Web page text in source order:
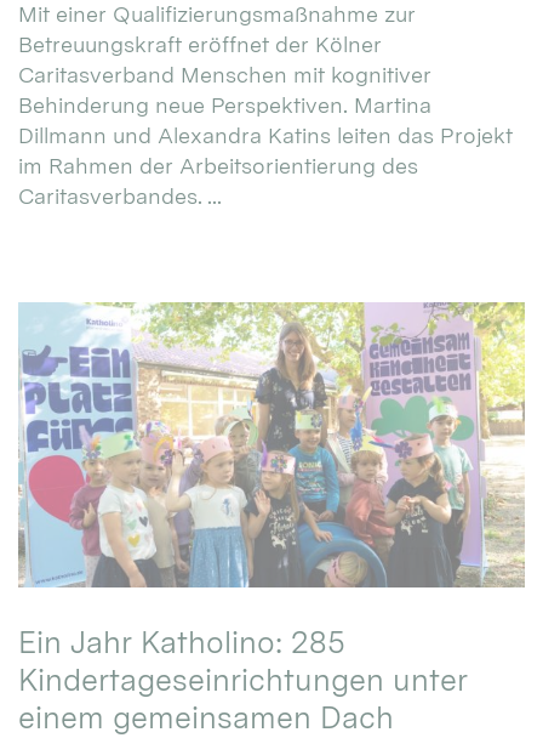
Mit einer Qualifizierungsmaßnahme zur
Betreuungskraft eröffnet der Kölner
Caritasverband Menschen mit kognitiver
Behinderung neue Perspektiven. Martina
Dillmann und Alexandra Katins leiten das Projekt
im Rahmen der Arbeitsorientierung des
Caritasverbandes. ...
Ein Jahr Katholino: 285
Kindertageseinrichtungen unter
einem gemeinsamen Dach